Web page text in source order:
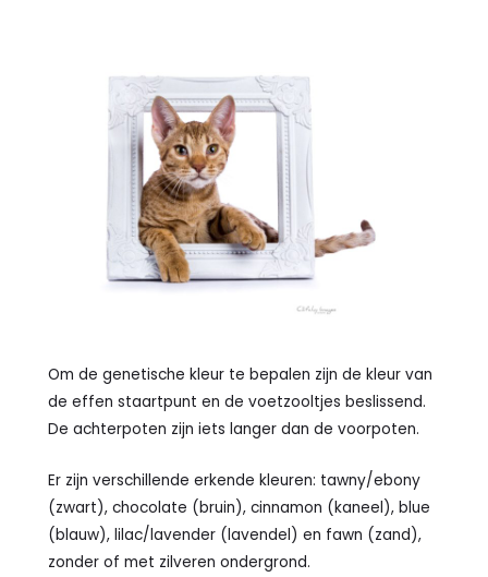
Om de genetische kleur te bepalen zijn de kleur van
de effen staartpunt en de voetzooltjes beslissend.
De achterpoten zijn iets langer dan de voorpoten.
Er zijn verschillende erkende kleuren: tawny/ebony
(zwart), chocolate (bruin), cinnamon (kaneel), blue
(blauw), lilac/lavender (lavendel) en fawn (zand),
zonder of met zilveren ondergrond.